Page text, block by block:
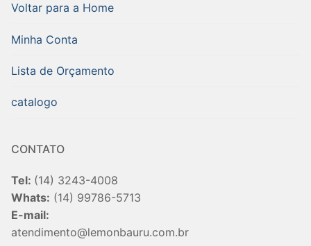
Voltar para a Home
Minha Conta
Lista de Orçamento
catalogo
CONTATO
Tel: (14) 3243-4008
Whats: (14) 99786-5713
E-mail:
atendimento@lemonbauru.com.br